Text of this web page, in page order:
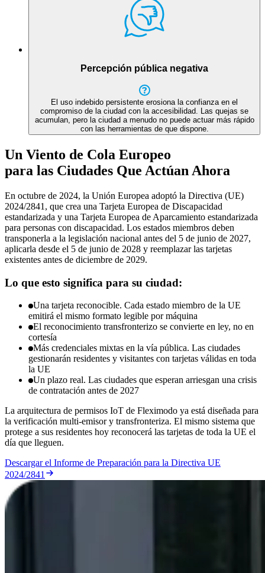
Percepción pública negativa
El uso indebido persistente erosiona la confianza en el
compromiso de la ciudad con la accesibilidad. Las quejas se
acumulan, pero la ciudad a menudo no puede actuar más rápido
con las herramientas de que dispone.
Un Viento de Cola Europeo
para las Ciudades Que Actúan Ahora
En octubre de 2024, la Unión Europea adoptó la Directiva (UE)
2024/2841, que crea una Tarjeta Europea de Discapacidad
estandarizada y una Tarjeta Europea de Aparcamiento estandarizada
para personas con discapacidad. Los estados miembros deben
transponerla a la legislación nacional antes del 5 de junio de 2027,
aplicarla desde el 5 de junio de 2028 y reemplazar las tarjetas
existentes antes de diciembre de 2029.
Lo que esto significa para su ciudad:
Una tarjeta reconocible. Cada estado miembro de la UE
emitirá el mismo formato legible por máquina
El reconocimiento transfronterizo se convierte en ley, no en
cortesía
Más credenciales mixtas en la vía pública. Las ciudades
gestionarán residentes y visitantes con tarjetas válidas en toda
la UE
Un plazo real. Las ciudades que esperan arriesgan una crisis
de contratación antes de 2027
La arquitectura de permisos IoT de Fleximodo ya está diseñada para
la verificación multi-emisor y transfronteriza. El mismo sistema que
protege a sus residentes hoy reconocerá las tarjetas de toda la UE el
día que lleguen.
Descargar el Informe de Preparación para la Directiva UE
2024/2841